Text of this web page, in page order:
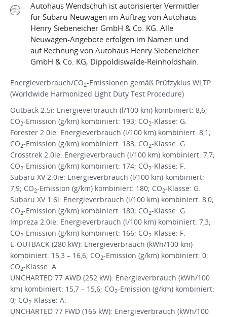
Autohaus Wendschuh ist autorisierter Vermittler
für Subaru-Neuwagen im Auftrag von Autohaus
Henry Siebeneicher GmbH & Co. KG. Alle
Neuwagen-Angebote erfolgen im Namen und
auf Rechnung von Autohaus Henry Siebeneicher
GmbH & Co. KG, Dippoldiswalde-Reinholdshain.
Energieverbrauch/CO2-Emissionen gemäß Prüfzyklus WLTP
(Worldwide Harmonized Light Duty Test Procedure)
Outback 2.5i: Energieverbrauch (l/100 km) kombiniert: 8,6;
CO2-Emission (g/km) kombiniert: 193; CO2-Klasse: G.
Forester 2.0ie: Energieverbrauch (l/100 km) kombiniert: 8,1;
CO2-Emission (g/km) kombiniert: 183; CO2-Klasse: G.
Crosstrek 2.0ie: Energieverbrauch (l/100 km) kombiniert: 7,7;
CO2-Emission (g/km) kombiniert: 174; CO2-Klasse: F.
Subaru XV 2.0ie: Energieverbrauch (l/100 km) kombiniert:
7,9; CO2-Emission (g/km) kombiniert: 180; CO2-Klasse: G.
Subaru XV 1.6i: Energieverbrauch (l/100 km) kombiniert: 8,0;
CO2-Emission (g/km) kombiniert: 180; CO2-Klasse: G.
Impreza 2.0ie: Energieverbrauch (l/100 km) kombiniert: 7,3;
CO2-Emission (g/km) kombiniert: 166; CO2-Klasse: F.
E-OUTBACK (280 kW): Energieverbrauch (kWh/100 km)
kombiniert: 15,3 – 16,6; CO2-Emission (g/km) kombiniert: 0;
CO2-Klasse: A.
UNCHARTED 77 AWD (252 kW): Energieverbrauch (kWh/100
km) kombiniert: 15,7 – 15,6; CO2-Emission (g/km) kombiniert:
0; CO2-Klasse: A.
UNCHARTED 77 FWD (165 kW): Energieverbrauch (kWh/100